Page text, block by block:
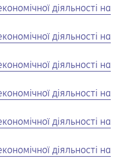
діяльності на
діяльності на
діяльності на
діяльності на
діяльності на
діяльності на